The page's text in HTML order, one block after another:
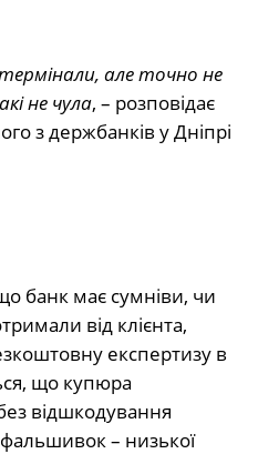
але точно не
не чула, – розповідає
з держбанків у Дніпрі
банк має сумніви, чи
від клієнта,
експертизу в
що купюра
відшкодування
– низької